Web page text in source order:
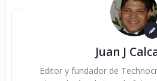
Juan J
Editor y fundador de